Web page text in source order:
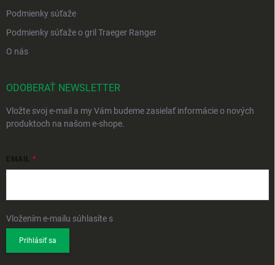
Podmienky súťaže
Podmienky súťaže o gril Traeger Ranger
O nás
ODOBERAŤ NEWSLETTER
Vložte svoj e-mail a my Vám budeme zasielať informácie o nových
produktoch na našom e-shope.
EMAIL
Vložením e-mailu súhlasíte s
Prihlásiť sa